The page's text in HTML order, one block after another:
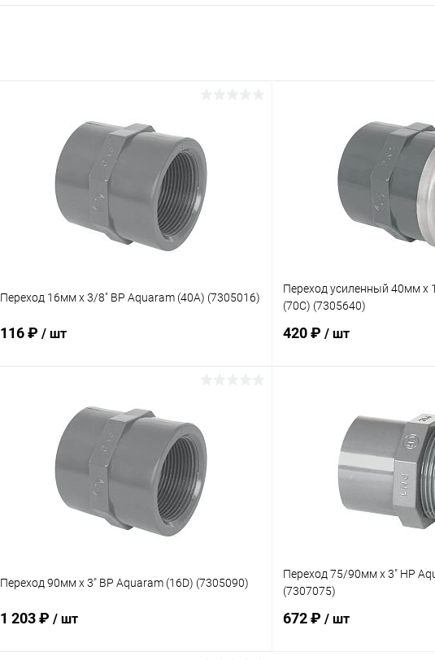
Переход 16мм x 3/8" ВР Aquaram (40А) (7305016)
116 ₽ / шт
В избранное
В наличии
Переход усиленный 40мм x
(70С) (7305640)
420 ₽ / шт
В избранное
К сравнению
Переход 90мм x 3" ВР Aquaram (16D) (7305090)
1 203 ₽ / шт
Переход 75/90мм x 3" НР
(7307075)
672 ₽ / шт